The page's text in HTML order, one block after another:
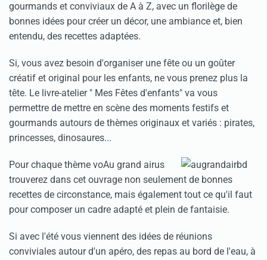
gourmands et conviviaux de A à Z, avec un florilège de
bonnes idées pour créer un décor, une ambiance et, bien
entendu, des recettes adaptées.
Si, vous avez besoin d'organiser une fête ou un goûter
créatif et original pour les enfants, ne vous prenez plus la
tête. Le livre-atelier " Mes Fêtes d'enfants" va vous
permettre de mettre en scène des moments festifs et
gourmands autours de thèmes originaux et variés : pirates,
princesses, dinosaures...
Pour chaque thème voAu grand airus
trouverez dans cet ouvrage non seulement de bonnes
recettes de circonstance, mais également tout ce qu'il faut
pour composer un cadre adapté et plein de fantaisie.
Si avec l'été vous viennent des idées de réunions
conviviales autour d'un apéro, des repas au bord de l'eau, à